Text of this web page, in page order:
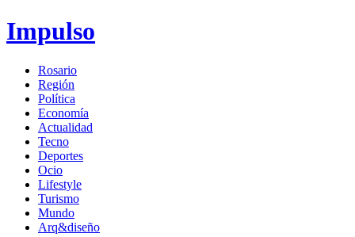
Impulso
Rosario
Región
Política
Economía
Actualidad
Tecno
Deportes
Ocio
Lifestyle
Turismo
Mundo
Arq&diseño